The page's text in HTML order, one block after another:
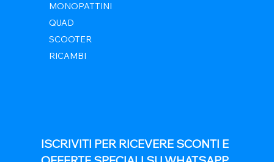
MONOPATTINI
QUAD
SCOOTER
RICAMBI
ISCRIVITI PER RICEVERE SCONTI E